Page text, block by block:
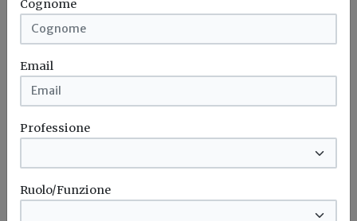
Idrogeno verde, una soluzione per
l'energia del futuro. Ma oggi è ancora
troppo caro
L'obiettivo crescita sostenibile è raggiungibile
attraverso l'utilizzo dell'idrogeno verde. Ma al
momento...
Bonus elettrodomestici green,
spunta il nuovo contributo per
Cognome
Email
Professione
Ruolo/Funzione